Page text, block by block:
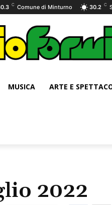
C Comune di Minturno 30.2 C
MUSICA ARTE E
2022